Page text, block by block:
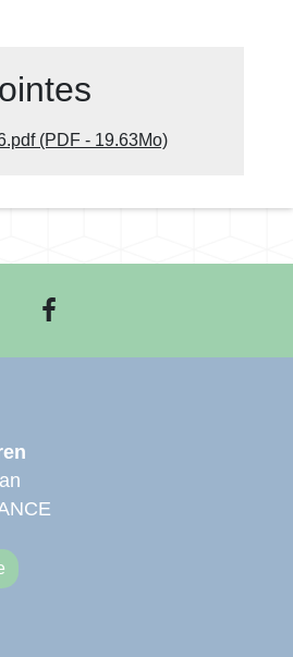
(PDF - 19.63Mo)